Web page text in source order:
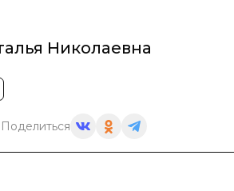
Николаевна
Поделиться